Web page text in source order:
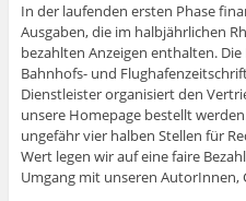
In der laufenden ersten Phase
Ausgaben, die im halbjährlichen
bezahlten Anzeigen enthalten.
Bahnhofs- und
Dienstleister organisiert den
unsere Homepage bestellt
ungefähr vier halben Stellen für
Wert legen wir auf eine faire
Umgang mit unseren